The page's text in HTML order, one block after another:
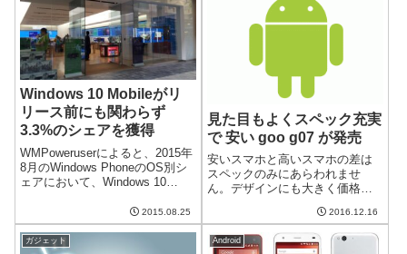
Windows 10 Mobileがリ
リース前にも関わらず
3.3%のシェアを獲得
WMPoweruserによると、2015年
8月のWindows PhoneのOS別シ
ェアにおいて、Windows 10
たそうです。でも、まだ
Windows 10 Mobileってリリース
前でベータ版な...
2015.08.25
見た目もよくスペック充実
で 安い goo g07 が発売
安いスマホと高いスマホの差は
スペックのみにあらわれませ
ん。デザインにも大きく価格は
発売される g07 はそんな常識を
覆す一台かもしれません。
19,800円でメタルボディ、スペ
2016.12.16
ガジェット Android